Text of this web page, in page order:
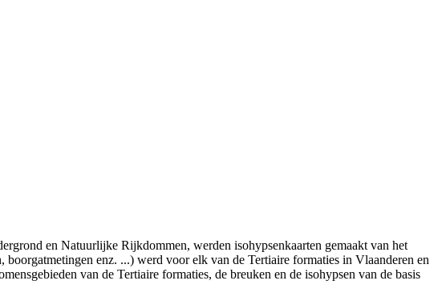
en Natuurlijke Rijkdommen, werden isohypsenkaarten gemaakt van het
enz. ...) werd voor elk van de Tertiaire formaties in Vlaanderen en
van de Tertiaire formaties, de breuken en de isohypsen van de basis